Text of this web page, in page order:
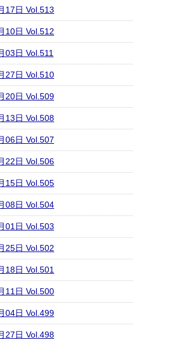
17日 Vol.513
10日 Vol.512
03日 Vol.511
27日 Vol.510
20日 Vol.509
13日 Vol.508
06日 Vol.507
22日 Vol.506
15日 Vol.505
08日 Vol.504
01日 Vol.503
25日 Vol.502
18日 Vol.501
11日 Vol.500
04日 Vol.499
27日 Vol.498